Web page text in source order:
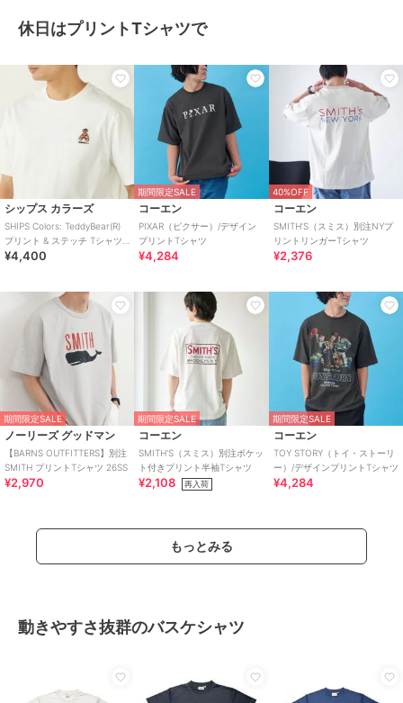
休日はプリントTシャツで
シップス カラーズ
SHIPS Colors: TeddyBear(R)
プリント & ステッチ Tシャツ
◇
¥4,400
期間限定SALE
コーエン
PIXAR（ピクサー）/デザイン
プリントTシャツ
¥4,284
40%OFF
コーエン
SMITH’S（スミス）別注NYプ
リントリンガーTシャツ
¥2,376
期間限定SALE
ノーリーズ グッドマン
【BARNS OUTFITTERS】別注
SMITH プリントTシャツ 26SS
¥2,970
期間限定SALE
コーエン
SMITH'S（スミス）別注ポケッ
ト付きプリント半袖Tシャツ
¥2,108 再入荷
期間限定SALE
コーエン
TOY STORY（トイ・ストーリ
ー）/デザインプリントTシャツ
¥4,284
もっとみる
動きやすさ抜群のバスケシャツ